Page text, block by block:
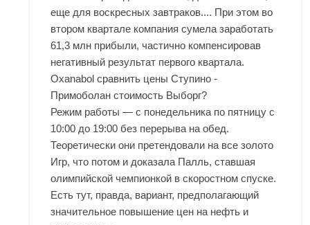
еще для воскресных завтраков.... При этом во
втором квартале компания сумела заработать
61,3 млн прибыли, частично компенсировав
негативный результат первого квартала.
Oxanabol сравнить цены Ступино -
Примоболан стоимость Выборг?
Режим работы — с понедельника по пятницу с
10:00 до 19:00 без перерыва на обед.
Теоретически они претендовали на все золото
Игр, что потом и доказала Палль, ставшая
олимпийской чемпионкой в скоростном спуске.
Есть тут, правда, вариант, предполагающий
значительное повышение цен на нефть и